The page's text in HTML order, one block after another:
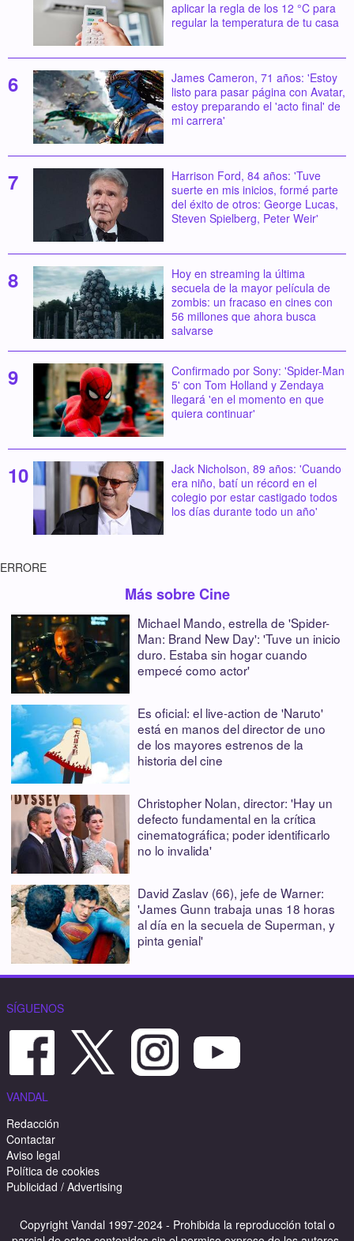
aplicar la regla de los 12 °C para
regular la temperatura de tu casa
James Cameron, 71 años: 'Estoy
listo para pasar página con Avatar,
estoy preparando el 'acto final' de
mi carrera'
Harrison Ford, 84 años: 'Tuve
suerte en mis inicios, formé parte
del éxito de otros: George Lucas,
Steven Spielberg, Peter Weir'
Hoy en streaming la última
secuela de la mayor película de
zombis: un fracaso en cines con
56 millones que ahora busca
salvarse
Confirmado por Sony: 'Spider-Man
5' con Tom Holland y Zendaya
llegará 'en el momento en que
quiera continuar'
Jack Nicholson, 89 años: 'Cuando
era niño, batí un récord en el
colegio por estar castigado todos
los días durante todo un año'
ERRORE
Más sobre Cine
Michael Mando, estrella de 'Spider-
Man: Brand New Day': 'Tuve un inicio
duro. Estaba sin hogar cuando
empecé como actor'
Es oficial: el live-action de 'Naruto'
está en manos del director de uno
de los mayores estrenos de la
historia del cine
Christopher Nolan, director: 'Hay un
defecto fundamental en la crítica
cinematográfica; poder identificarlo
no lo invalida'
David Zaslav (66), jefe de Warner:
'James Gunn trabaja unas 18 horas
al día en la secuela de Superman, y
pinta genial'
SÍGUENOS
VANDAL
Redacción
Contactar
Aviso legal
Política de cookies
Publicidad / Advertising
Copyright Vandal 1997-2024 - Prohibida la reproducción total o